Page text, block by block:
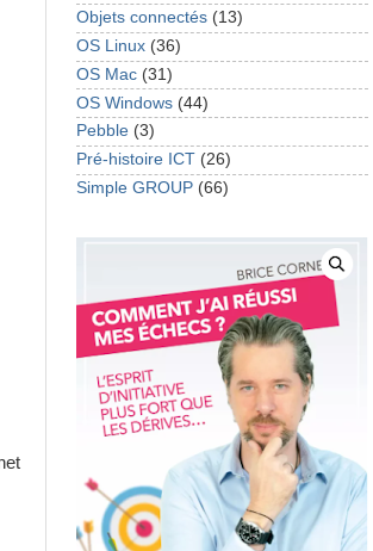
Objets connectés (13)
OS Linux (36)
OS Mac (31)
OS Windows (44)
Pebble (3)
Pré-histoire ICT (26)
Simple GROUP (66)